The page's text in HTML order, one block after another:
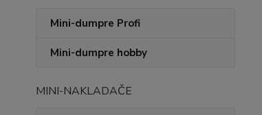
Mini-dumpre Profi
Mini-dumpre hobby
MINI-NAKLADAČE